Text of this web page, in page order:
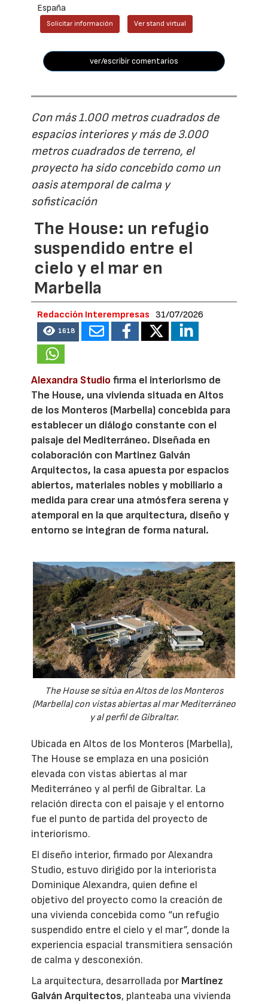
España
Solicitar información Ver stand virtual
ver/escribir comentarios
Con más 1.000 metros cuadrados de
espacios interiores y más de 3.000
metros cuadrados de terreno, el
proyecto ha sido concebido como un
oasis atemporal de calma y
sofisticación
The House: un refugio
suspendido entre el
cielo y el mar en
Marbella
Redacción Interempresas 31/07/2026
1618
Alexandra Studio firma el interiorismo de
The House, una vivienda situada en Altos
de los Monteros (Marbella) concebida para
establecer un diálogo constante con el
paisaje del Mediterráneo. Diseñada en
colaboración con Martinez Galván
Arquitectos, la casa apuesta por espacios
abiertos, materiales nobles y mobiliario a
medida para crear una atmósfera serena y
atemporal en la que arquitectura, diseño y
entorno se integran de forma natural.
The House se sitúa en Altos de los Monteros
(Marbella) con vistas abiertas al mar Mediterráneo
y al perfil de Gibraltar.
Ubicada en Altos de los Monteros (Marbella),
The House se emplaza en una posición
elevada con vistas abiertas al mar
Mediterráneo y al perfil de Gibraltar. La
relación directa con el paisaje y el entorno
fue el punto de partida del proyecto de
interiorismo.
El diseño interior, firmado por Alexandra
Studio, estuvo dirigido por la interiorista
Dominique Alexandra, quien define el
objetivo del proyecto como la creación de
una vivienda concebida como “un refugio
suspendido entre el cielo y el mar”, donde la
experiencia espacial transmitiera sensación
de calma y desconexión.
La arquitectura, desarrollada por Martínez
Galván Arquitectos, planteaba una vivienda